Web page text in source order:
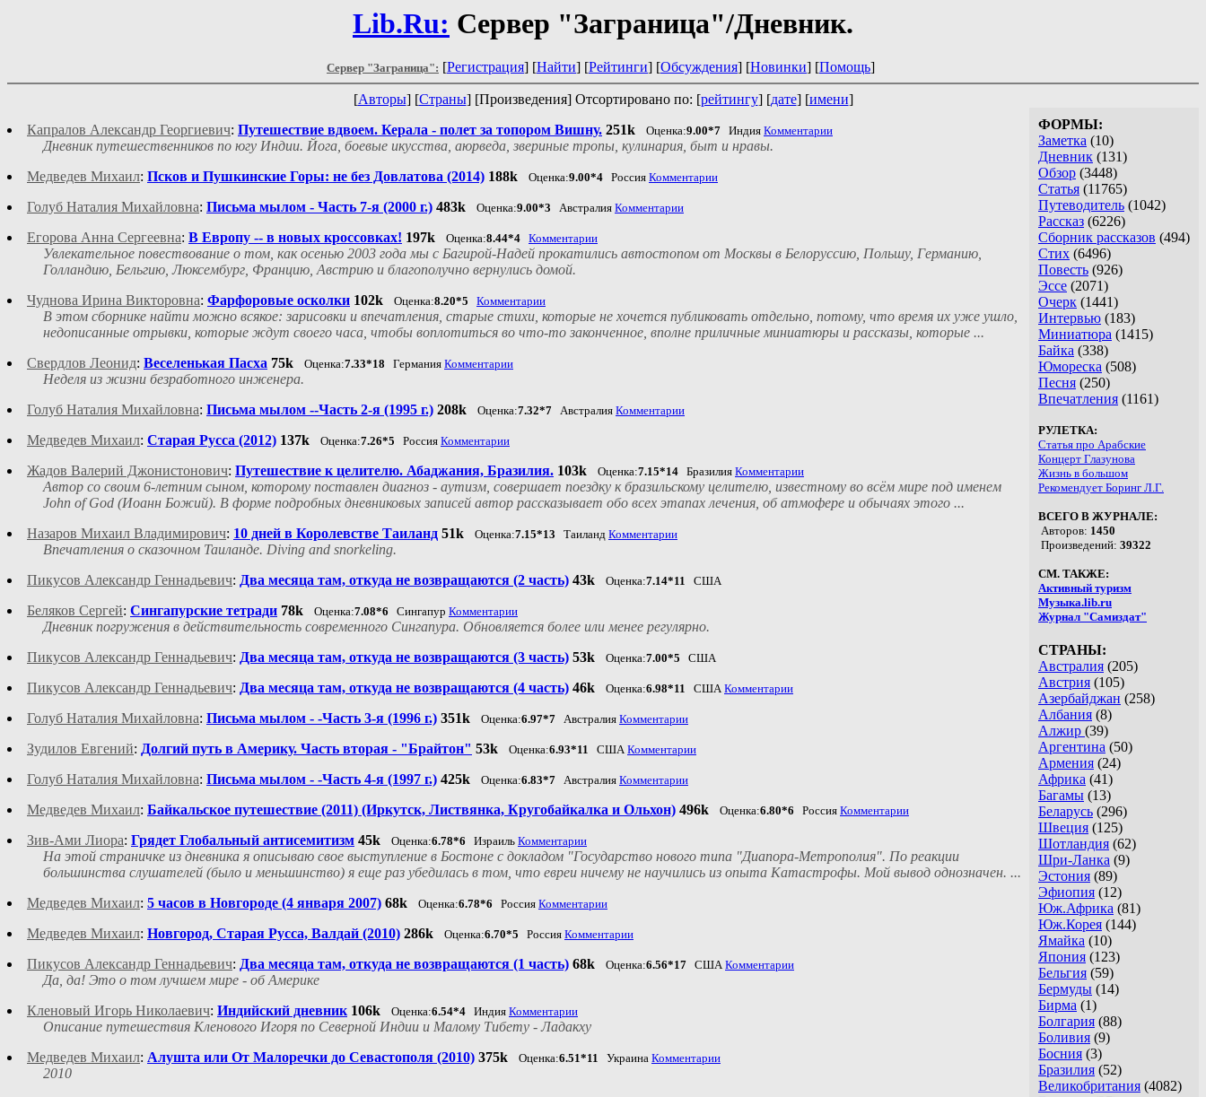
Lib.Ru: Сервер "Заграница"/Дневник.
Сервер "Заграница": [Регистрация] [Найти] [Рейтинги] [Обсуждения] [Новинки] [Помощь]
[Авторы] [Страны] [Произведения] Отсортировано по: [рейтингу] [дате] [имени]
ФОРМЫ:
Заметка (10)
Дневник (131)
Обзор (3448)
Статья (11765)
Путеводитель (1042)
Рассказ (6226)
Сборник рассказов (494)
Стих (6496)
Повесть (926)
Эссе (2071)
Очерк (1441)
Интервью (183)
Миниатюра (1415)
Байка (338)
Юмореска (508)
Песня (250)
Впечатления (1161)
РУЛЕТКА:
Статья про Арабские
Концерт Глазунова
Жизнь в большом
Рекомендует Боринг Л.Г.
ВСЕГО В ЖУРНАЛЕ:
Авторов: 1450
Произведений: 39322
СМ. ТАКЖЕ:
Активный туризм
Музыка.lib.ru
Журнал "Самиздат"
СТРАНЫ:
Австралия (205)
Австрия (105)
Азербайджан (258)
Албания (8)
Алжир (39)
Аргентина (50)
Армения (24)
Африка (41)
Багамы (13)
Беларусь (296)
Швеция (125)
Шотландия (62)
Шри-Ланка (9)
Эстония (89)
Эфиопия (12)
Юж.Африка (81)
Юж.Корея (144)
Ямайка (10)
Япония (123)
Бельгия (59)
Бермуды (14)
Бирма (1)
Болгария (88)
Боливия (9)
Босния (3)
Бразилия (52)
Великобритания (4082)
Капралов Александр Георгиевич: Путешествие вдвоем. Керала - полет за топором Вишну. 251k Оценка:9.00*7 Индия Комментарии
Дневник путешественников по югу Индии. Йога, боевые икусства, аюрведа, звериные тропы, кулинария, быт и нравы.
Медведев Михаил: Псков и Пушкинские Горы: не без Довлатова (2014) 188k Оценка:9.00*4 Россия Комментарии
Голуб Наталия Михайловна: Письма мылом - Часть 7-я (2000 г.) 483k Оценка:9.00*3 Австралия Комментарии
Егорова Анна Сергеевна: В Европу -- в новых кроссовках! 197k Оценка:8.44*4 Комментарии
Увлекательное повествование о том, как осенью 2003 года мы с Багирой-Надей прокатились автостопом от Москвы в Белоруссию, Польшу, Германию,
Голландию, Бельгию, Люксембург, Францию, Австрию и благополучно вернулись домой.
Чуднова Ирина Викторовна: Фарфоровые осколки 102k Оценка:8.20*5 Комментарии
В этом сборнике найти можно всякое: зарисовки и впечатления, старые стихи, которые не хочется публиковать отдельно, потому, что время их уже ушло,
недописанные отрывки, которые ждут своего часа, чтобы воплотиться во что-то законченное, вполне приличные миниатюры и рассказы, которые ...
Свердлов Леонид: Веселенькая Пасха 75k Оценка:7.33*18 Германия Комментарии
Неделя из жизни безработного инженера.
Голуб Наталия Михайловна: Письма мылом --Часть 2-я (1995 г.) 208k Оценка:7.32*7 Австралия Комментарии
Медведев Михаил: Старая Русса (2012) 137k Оценка:7.26*5 Россия Комментарии
Жадов Валерий Джонистонович: Путешествие к целителю. Абаджания, Бразилия. 103k Оценка:7.15*14 Бразилия Комментарии
Автор со своим 6-летним сыном, которому поставлен диагноз - аутизм, совершает поездку к бразильскому целителю, известному во всём мире под именем
John of God (Иоанн Божий). В форме подробных дневниковых записей автор рассказывает обо всех этапах лечения, об атмофере и обычаях этого ...
Назаров Михаил Владимирович: 10 дней в Королевстве Таиланд 51k Оценка:7.15*13 Таиланд Комментарии
Впечатления о сказочном Таиланде. Diving and snorkeling.
Пикусов Александр Геннадьевич: Два месяца там, откуда не возвращаются (2 часть) 43k Оценка:7.14*11 США
Беляков Сергей: Сингапурские тетради 78k Оценка:7.08*6 Сингапур Комментарии
Дневник погружения в действительность современного Сингапура. Обновляется более или менее регулярно.
Пикусов Александр Геннадьевич: Два месяца там, откуда не возвращаются (3 часть) 53k Оценка:7.00*5 США
Пикусов Александр Геннадьевич: Два месяца там, откуда не возвращаются (4 часть) 46k Оценка:6.98*11 СШАКомментарии
Голуб Наталия Михайловна: Письма мылом - -Часть 3-я (1996 г.) 351k Оценка:6.97*7 Австралия Комментарии
Зудилов Евгений: Долгий путь в Америку. Часть вторая - "Брайтон" 53k Оценка:6.93*11 СШАКомментарии
Голуб Наталия Михайловна: Письма мылом - -Часть 4-я (1997 г.) 425k Оценка:6.83*7 Австралия Комментарии
Медведев Михаил: Байкальское путешествие (2011) (Иркутск, Листвянка, Кругобайкалка и Ольхон) 496k Оценка:6.80*6 Россия Комментарии
Зив-Ами Лиора: Грядет Глобальный антисемитизм 45k Оценка:6.78*6 Израиль Комментарии
На этой страничке из дневника я описываю свое выступление в Бостоне с докладом "Государство нового типа "Диапора-Метрополия". По реакции
большинства слушателей (было и меньшинство) я еще раз убедилась в том, что евреи ничему не научились из опыта Катастрофы. Мой вывод однозначен. ...
Медведев Михаил: 5 часов в Новгороде (4 января 2007) 68k Оценка:6.78*6 Россия Комментарии
Медведев Михаил: Новгород, Старая Русса, Валдай (2010) 286k Оценка:6.70*5 Россия Комментарии
Пикусов Александр Геннадьевич: Два месяца там, откуда не возвращаются (1 часть) 68k Оценка:6.56*17 СШАКомментарии
Да, да! Это о том лучшем мире - об Америке
Кленовый Игорь Николаевич: Индийский дневник 106k Оценка:6.54*4 Индия Комментарии
Описание путешествия Кленового Игоря по Северной Индии и Малому Тибету - Ладакху
Медведев Михаил: Алушта или От Малоречки до Севастополя (2010) 375k Оценка:6.51*11 Украина Комментарии
2010